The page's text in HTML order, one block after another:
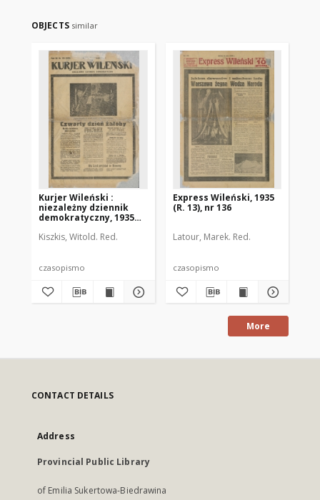
OBJECTS similar
Kurjer Wileński :
niezależny dziennik
demokratyczny, 1935
Kiszkis, Witold. Red.
czasopismo
Express Wileński, 1935
(R. 13), nr 136
Latour, Marek. Red.
czasopismo
More
CONTACT DETAILS
Address
Provincial Public Library
of Emilia Sukertowa-Biedrawina